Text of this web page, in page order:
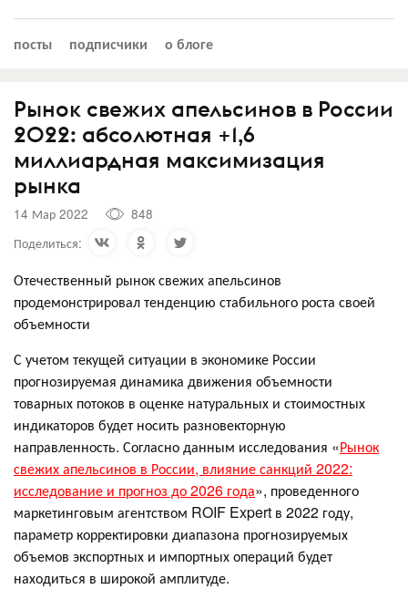
посты подписчики о блоге
Рынок свежих апельсинов в России
2022: абсолютная +1,6
миллиардная максимизация
рынка
14 Мар 2022
848
Поделиться:
Отечественный рынок свежих апельсинов
продемонстрировал тенденцию стабильного роста своей
объемности
С учетом текущей ситуации в экономике России
прогнозируемая динамика движения объемности
товарных потоков в оценке натуральных и стоимостных
индикаторов будет носить разновекторную
направленность. Согласно данным исследования «Рынок
свежих апельсинов в России, влияние санкций 2022:
исследование и прогноз до 2026 года», проведенного
маркетинговым агентством ROIF Expert в 2022 году,
параметр корректировки диапазона прогнозируемых
объемов экспортных и импортных операций будет
находиться в широкой амплитуде.